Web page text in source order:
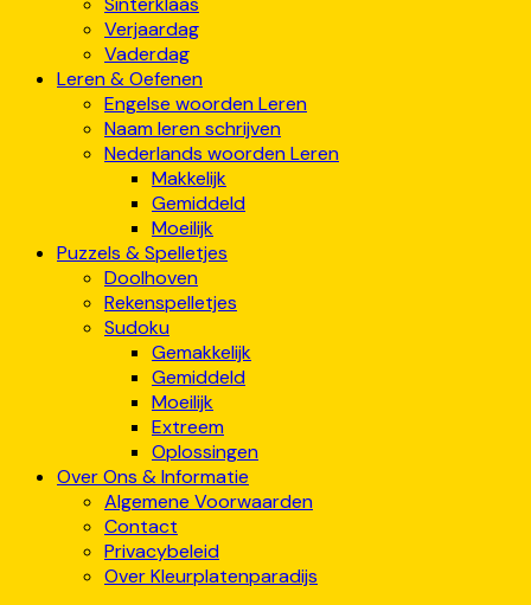
Verjaardag
Vaderdag
Leren & Oefenen
Engelse woorden Leren
Naam leren schrijven
Nederlands woorden Leren
Makkelijk
Gemiddeld
Moeilijk
Puzzels & Spelletjes
Doolhoven
Rekenspelletjes
Sudoku
Gemakkelijk
Gemiddeld
Moeilijk
Extreem
Oplossingen
Over Ons & Informatie
Algemene Voorwaarden
Contact
Privacybeleid
Over Kleurplatenparadijs